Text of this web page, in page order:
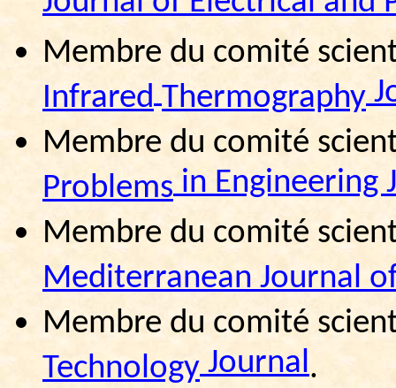
Membre du comité
Infrared Thermography
Membre du comité
Problemsin Engineering
Membre du comité
Mediterranean Journal
Membre du comité
TechnologyJournal.